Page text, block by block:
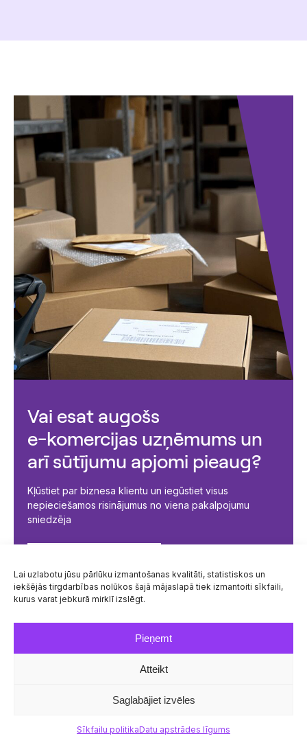
Lai uzlabotu jūsu pārlūku izmantošanas kvalitāti, statistiskos un
iekšējās tirgdarbības nolūkos šajā mājaslapā tiek izmantoiti sīkfaili,
kurus varat jebkurā mirklī izslēgt.
Pieņemt
Atteikt
Saglabājiet izvēles
Sīkfailu politikaDatu apstrādes līgums
Vai esat augošs
e-komercijas uzņēmums un
arī sūtījumu apjomi pieaug?
Kļūstiet par biznesa klientu un iegūstiet visus
nepieciešamos risinājumus no viena pakalpojumu
sniedzēja